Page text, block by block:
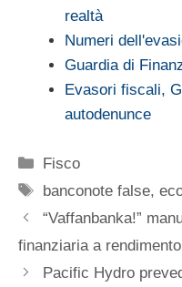
realtà
Numeri
Guardia di
Evasori fiscali,
autodenunce
Categorie
Fisco
Tag
banconote false,
“Vaffanbanka!”
finanziaria a
Pacific Hydro